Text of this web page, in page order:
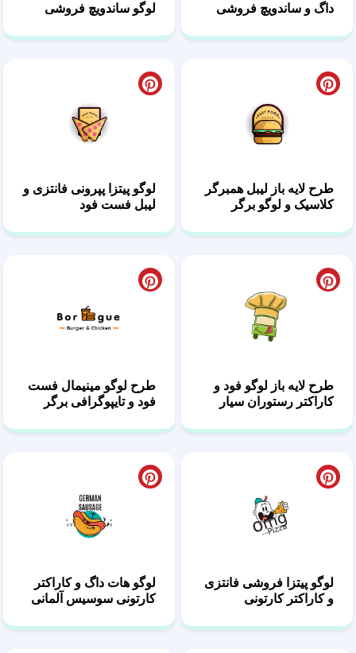
داگ و ساندویچ فروشی
لوگو ساندویچ فروشی
طرح لایه باز لیبل همبرگر
کلاسیک و لوگو برگر
لوگو پیتزا پپرونی فانتزی و
لیبل فست فود
طرح لایه باز لوگو فود و
کاراکتر رستوران سیار
طرح لوگو مینیمال فست
فود و تایپوگرافی برگر
لوگو پیتزا فروشی فانتزی
و کاراکتر کارتونی
لوگو هات داگ و کاراکتر
کارتونی سوسیس آلمانی